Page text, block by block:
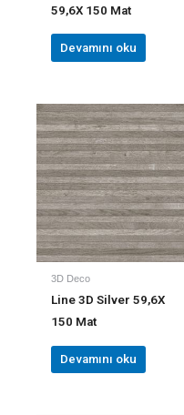
59,6X 150 Mat
Devamını oku
3D Deco
Line 3D Silver 59,6X
150 Mat
Devamını oku